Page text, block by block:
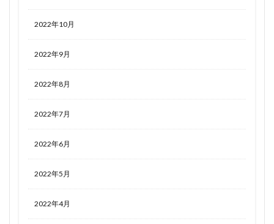
2022年10月
2022年9月
2022年8月
2022年7月
2022年6月
2022年5月
2022年4月